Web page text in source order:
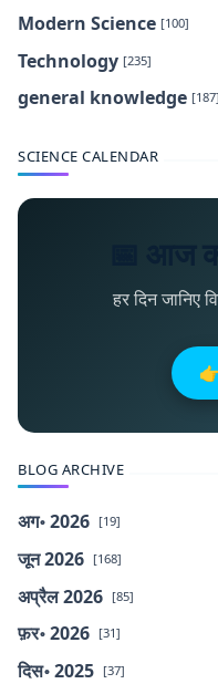
Modern Science [100]
Technology [235]
general knowledge [187]
SCIENCE CALENDAR
📅 आज
हर दिन जानिए
BLOG ARCHIVE
अग॰ 2026 [19]
जून 2026 [168]
अप्रैल 2026 [85]
फ़र॰ 2026 [31]
दिस॰ 2025 [37]